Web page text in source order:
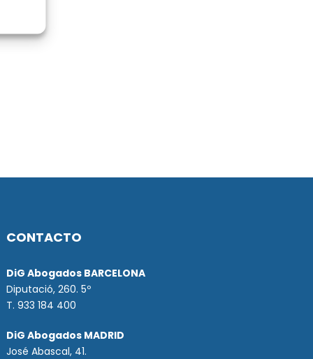
CONTACTO
DiG Abogados BARCELONA
Diputació, 260. 5º
T. 933 184 400
DiG Abogados MADRID
José Abascal, 41.